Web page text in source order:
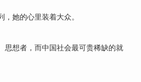
她的心里装着大众。
思想者，而中国社会最可贵稀缺的就